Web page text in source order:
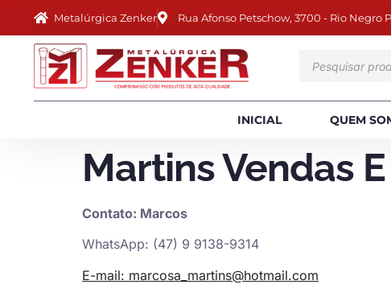
Metalúrgica Zenker Rua Afonso Petschow, 3700 - Rio Negro
INICIAL QUEM
Martins Vendas
Contato: Marcos
WhatsApp: (47) 9 9138-9314
E-mail: marcosa_martins@hotmail.com